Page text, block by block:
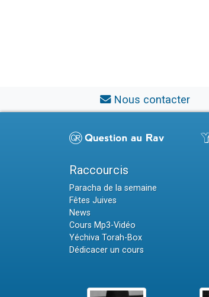
Nous contacter
Raccourcis
Paracha de la semaine
Fêtes Juives
News
Cours Mp3-Vidéo
Yéchiva Torah-Box
Dédicacer un cours